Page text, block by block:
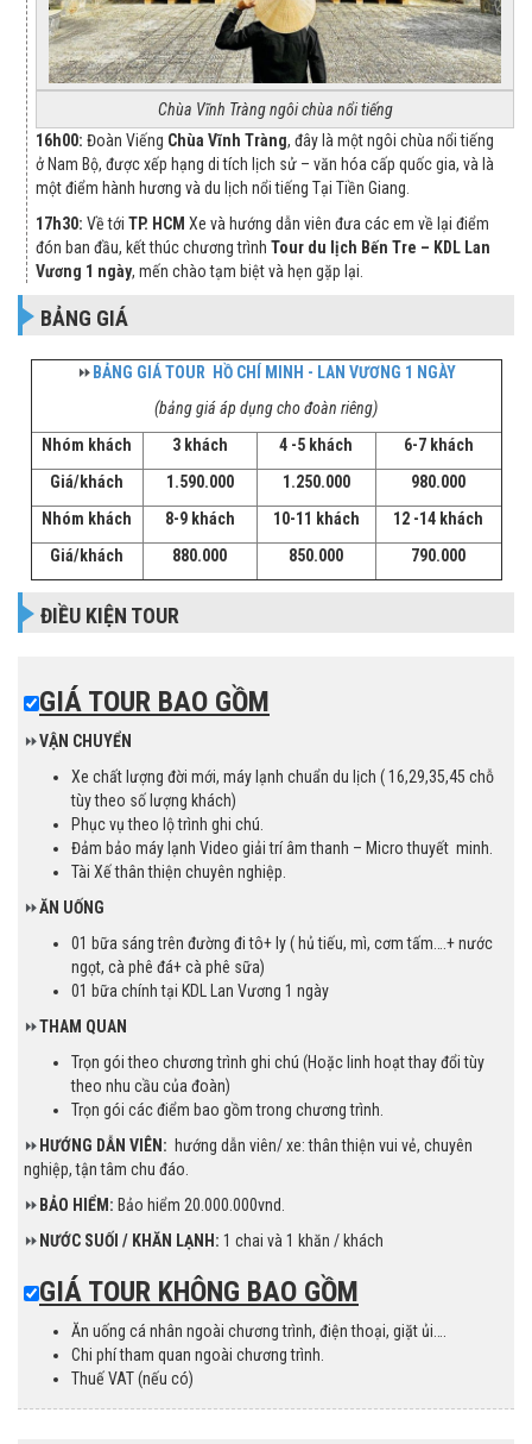
Chùa Vĩnh Tràng ngôi chùa nổi tiếng
16h00: Đoàn Viếng Chùa Vĩnh Tràng, đây là một ngôi chùa nổi tiếng
ở Nam Bộ, được xếp hạng di tích lịch sử – văn hóa cấp quốc gia, và là
một điểm hành hương và du lịch nổi tiếng Tại Tiền Giang.
17h30: Về tới TP. HCM Xe và hướng dẫn viên đưa các em về lại điểm
đón ban đầu, kết thúc chương trình Tour du lịch Bến Tre – KDL Lan
Vương 1 ngày, mến chào tạm biệt và hẹn gặp lại.
BẢNG GIÁ
⏩ BẢNG GIÁ TOUR
HỒ CHÍ MINH - LAN VƯƠNG 1 NGÀY
(bảng giá áp dụng cho đoàn riêng)
Nhóm khách
3 khách 4 -5 khách
6-7 khách
Giá/khách
1 .590.000 1 .250.000 980.000
Nhóm khách
8-9 khách 10-11 khách 12 -14 khách
Giá/khách
880.000 850.000 790.000
ĐIỀU KIỆN TOUR
GIÁ TOUR BAO GỒM
⏩VẬN CHUYỂN
Xe chất lượng đời mới, máy lạnh chuẩn du lịch ( 16,29,35,45 chỗ
tùy theo số lượng khách)
Phục vụ theo lộ trình ghi chú.
Đảm bảo máy lạnh Video giải trí âm thanh – Micro thuyết minh.
Tài Xế thân thiện chuyên nghiệp.
⏩ĂN UỐNG
01 bữa sáng trên đường đi tô+ ly ( hủ tiếu, mì, cơm tấm….+ nước
ngọt, cà phê đá+ cà phê sữa)
01 bữa chính tại KDL Lan Vương 1 ngày
⏩THAM QUAN
Trọn gói theo chương trình ghi chú (Hoặc linh hoạt thay đổi tùy
theo nhu cầu của đoàn)
Trọn gói các điểm bao gồm trong chương trình.
⏩ HƯỚNG DẪN VIÊN: hướng dẫn viên/ xe: thân thiện vui vẻ, chuyên
nghiệp, tận tâm chu đáo.
⏩ BẢO HIỂM: Bảo hiểm 20.000.000vnd.
⏩ NƯỚC SUỐI / KHĂN LẠNH: 1 chai và 1 khăn / khách
GIÁ TOUR KHÔNG BAO GỒM
Ăn uống cá nhân ngoài chương trình, điện thoại, giặt ủi….
Chi phí tham quan ngoài chương trình.
Thuế VAT (nếu có)